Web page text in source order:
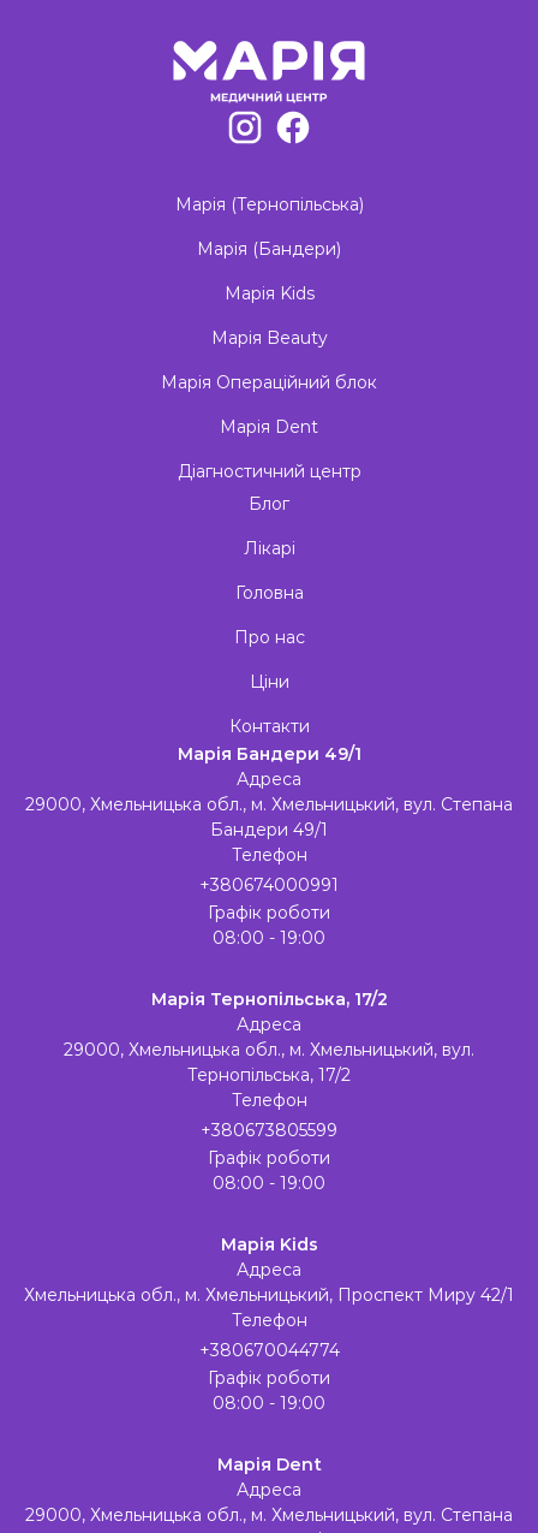
Марія (Тернопільська)
Марія (Бандери)
Марія Kids
Марія Beauty
Марія Операційний блок
Марія Dent
Діагностичний центр
Блог
Лікарі
Головна
Про нас
Ціни
Контакти
Марія Бандери 49/1
Адреса
29000, Хмельницька обл., м. Хмельницький, вул. Степана
Бандери 49/1
Телефон
+380674000991
Графік роботи
08:00 - 19:00
Марія Тернопільська, 17/2
Адреса
29000, Хмельницька обл., м. Хмельницький, вул.
Тернопільська, 17/2
Телефон
+380673805599
Графік роботи
08:00 - 19:00
Марія Kids
Адреса
Хмельницька обл., м. Хмельницький, Проспект Миру 42/1
Телефон
+380670044774
Графік роботи
08:00 - 19:00
Марія Dent
Адреса
29000, Хмельницька обл., м. Хмельницький, вул. Степана